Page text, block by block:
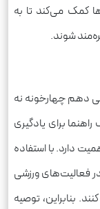
کمک می‌کند تا به
شوند.
دهم چهارخونه نه
برای یادگیری
دارد. با استفاده
فعالیت‌های ورزشی
بنابراین، توصیه